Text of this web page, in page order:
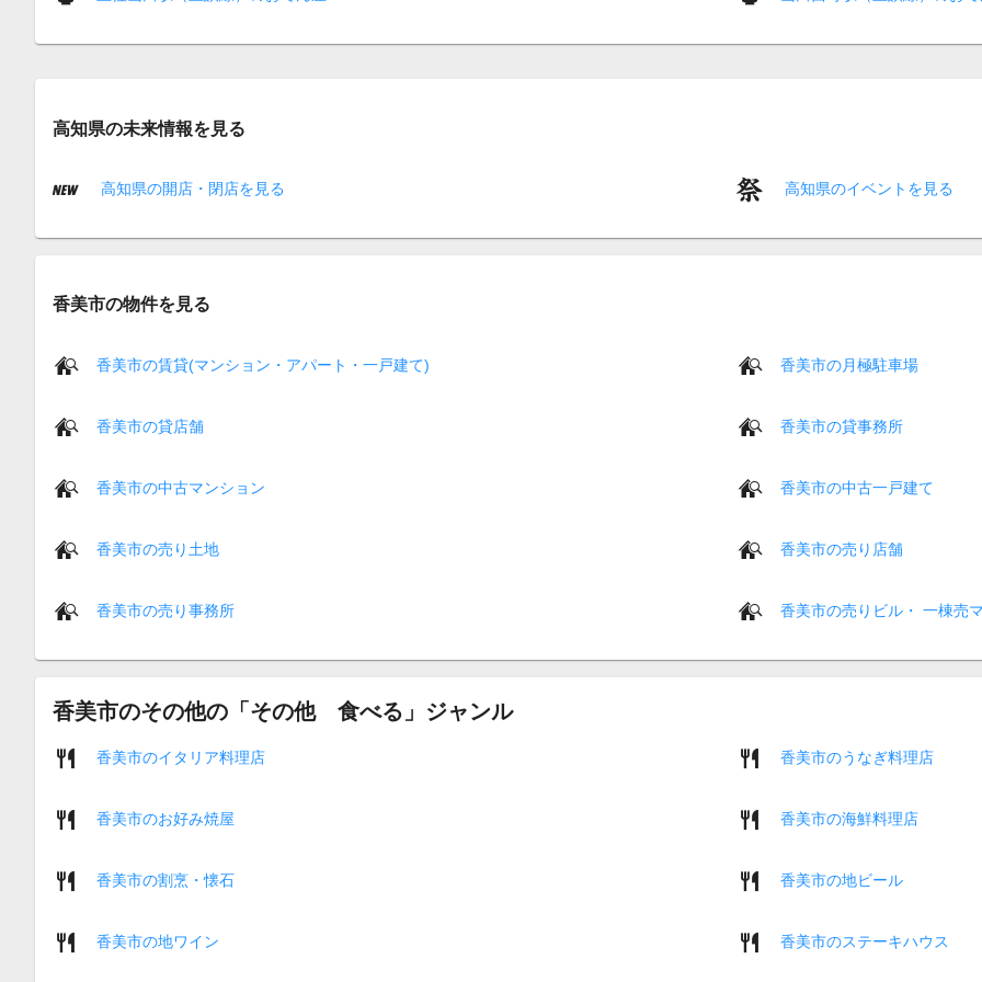
高知県の未来情報を見る
高知県の開店・閉店を見る 高知県のイベントを見る
香美市の物件を見る
香美市の賃貸(マンション・アパート・一戸建て) 香美市の月極駐車場
香美市の貸店舗 香美市の貸事務所
香美市の中古マンション 香美市の中古一戸建て
香美市の売り土地 香美市の売り店舗
香美市の売り事務所 香美市の売りビル・ 一棟売
香美市のその他の「その他 食べる」ジャンル
香美市のイタリア料理店 香美市のうなぎ料理店
香美市のお好み焼屋 香美市の海鮮料理店
香美市の割烹・懐石 香美市の地ビール
香美市の地ワイン 香美市のステーキハウス